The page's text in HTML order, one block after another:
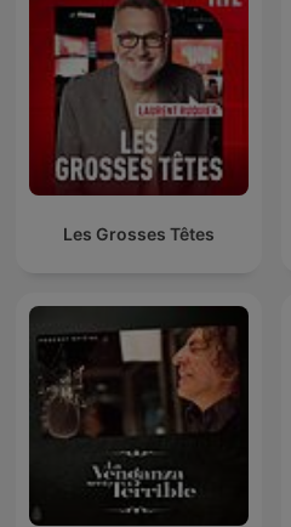
Les Grosses Têtes